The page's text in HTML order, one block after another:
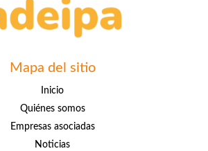
Mapa del sitio
Inicio
Quiénes somos
Empresas asociadas
Noticias